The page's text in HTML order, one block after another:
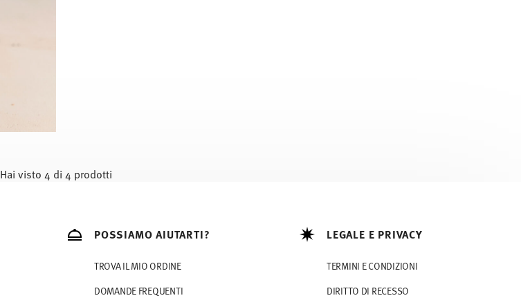
Hai visto 4 di 4 prodotti
POSSIAMO AIUTARTI?
TROVA IL MIO ORDINE
DOMANDE FREQUENTI
LEGALE E PRIVACY
TERMINI E CONDIZIONI
DIRITTO DI RECESSO